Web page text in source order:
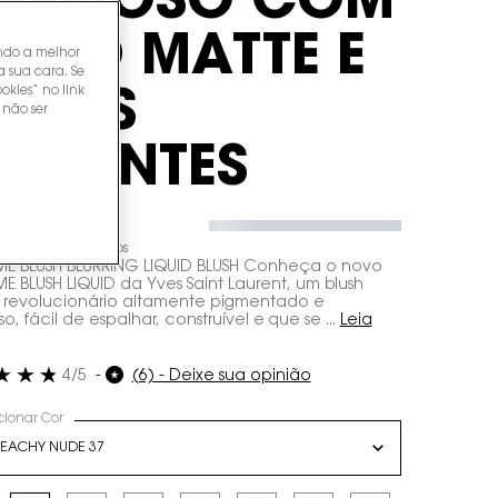
MATTE E
sem juros
BLUSH BLURRING LIQUID BLUSH Conheça o novo
BLUSH LIQUID da Yves Saint Laurent, um blush
revolucionário altamente pigmentado e
fácil de espalhar, construível e que se ... Leia
4/5 (6) - Deixe sua opinião
NUDE 37
Cor
a melhor
sua cara. Se
no link
ser